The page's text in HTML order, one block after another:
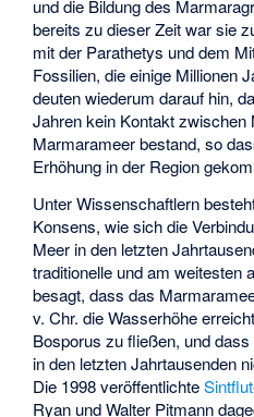
und die Bildung des
bereits zu dieser Zeit war sie
mit der Parathetys und dem
Fossilien, die einige Millionen
deuten wiederum darauf hin,
Jahren kein Kontakt zwischen
Marmarameer bestand, so
Erhöhung in der Region
Unter Wissenschaftlern
Konsens, wie sich die
Meer in den letzten
traditionelle und am weitesten
besagt, dass das
v. Chr. die Wasserhöhe
Bosporus zu fließen, und
in den letzten Jahrtausenden
Die 1998 veröffentlichteSintflut
Ryan undWalter Pitmann